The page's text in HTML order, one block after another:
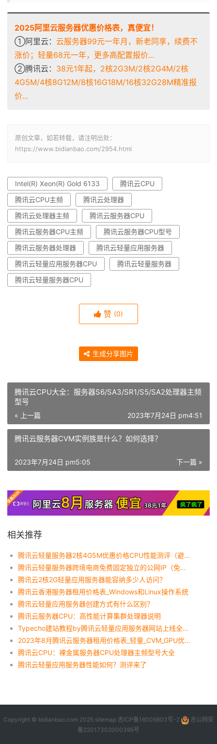
2025阿里云服务器优惠价格表，真便宜！
①阿里云： 云服务器99元一年月，新老同享，续费不
涨价；轻量68元一年，更多高配置报价...
②腾讯云： 38元1年起，2核2G3M/2核2G4M/2核
4G5M/4核8G12M/8核16G18M/16核32G28M精准报
价...
原创文章，如若转载，请注明出处：
https://www.bidianbao.com/2954.html
Intel(R) Xeon(R) Gold 6133
腾讯云CPU
腾讯云CPU主频
腾讯云处理器
腾讯云处理器主频
腾讯云服务器CPU
腾讯云服务器CPU主频
腾讯云服务器CPU型号
腾讯云服务器处理器
腾讯云轻量应用服务器
腾讯云轻量应用服务器CPU
腾讯云轻量服务器
腾讯云轻量服务器CPU
赞 (0)
生成分享图片
腾讯云CPU大全：服务器S6/SA3/SR1/S5/SA2处理器主频
型号
« 上一篇 2023年7月24日 pm4:51
腾讯云服务器CVM实例族是什么？如何选择？
下一篇 »
2023年7月24日 pm5:05
相关推荐
腾讯云轻量服务器2核4G5M优惠价格CPU性能测评（避坑指南）
腾讯云轻量服务器跨境电商免费固定独立的公网IP（免备案）
腾讯云2核2G轻量应用服务器能容纳多少人访问？
腾讯云香港服务器租用价格表_Windows和Linux操作系统
腾讯云轻量应用服务器创建方式有什么区别？
腾讯云服务器CPU：高性能计算集群处理器说明
Typecho建站教程by腾讯云轻量应用服务器网站上线全流程
2023年8月腾讯云服务器租用价格表_轻量_CVM_GPU优惠活动
腾讯云CPU：裸金属服务器CPU处理器主频型号大全
腾讯云轻量应用服务器性能如何？测评来了
Copyright © bidianbao.com 2025 sitemap 吉ICP备16006803号-2
吉公网安
备22017302000395号